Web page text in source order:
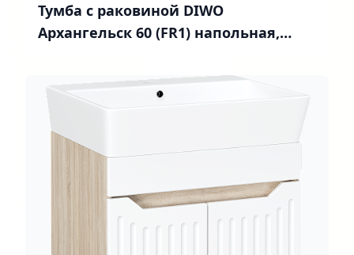
Тумба с раковиной DIWO
Архангельск 60 (FR1) напольная,